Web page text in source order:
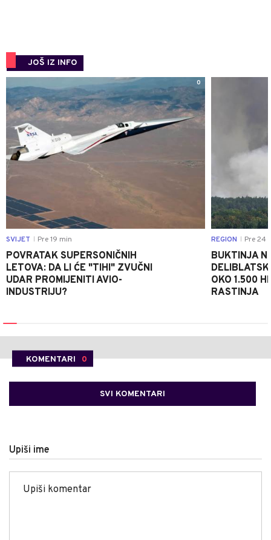
JOŠ IZ INFO
0
SVIJET Pre 19 min
POVRATAK SUPERSONIČNIH
LETOVA: DA LI ĆE "TIHI" ZVUČNI
UDAR PROMIJENITI AVIO-
INDUSTRIJU?
REGION Pre 24
BUKTINJA
OKO 1.500
RASTINJA
KOMENTARI 0
SVI KOMENTARI
Upiši ime